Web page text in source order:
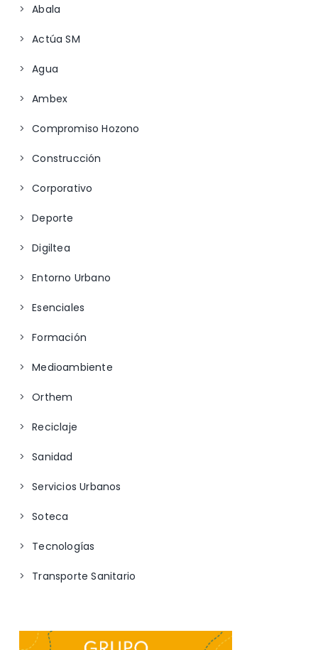
Abala
Actúa SM
Agua
Ambex
Compromiso Hozono
Construcción
Corporativo
Deporte
Digiltea
Entorno Urbano
Esenciales
Formación
Medioambiente
Orthem
Reciclaje
Sanidad
Servicios Urbanos
Soteca
Tecnologías
Transporte Sanitario